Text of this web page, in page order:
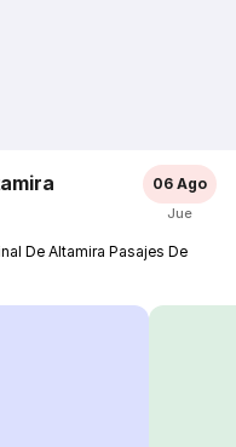
06 Ago
Jue
De Altamira Pasajes De